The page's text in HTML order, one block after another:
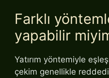
Farklı
yapabilir
Yatırım yöntemiyle
çekim genellikle